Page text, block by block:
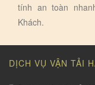
tính an toàn
Khách.
DỊCH VỤ VẬN TẢI